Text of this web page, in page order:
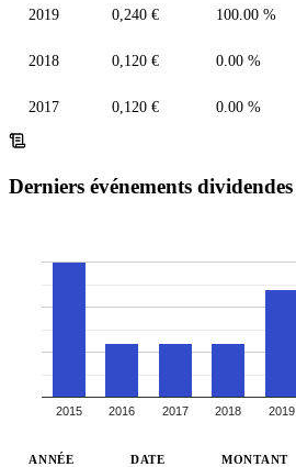
2019 0,240 € 100.00 %
2018 0,120 € 0.00 %
2017 0,120 € 0.00 %
Derniers événements dividendes
2015 2016 2017 2018 2019
ANNÉE DATE MONTANT